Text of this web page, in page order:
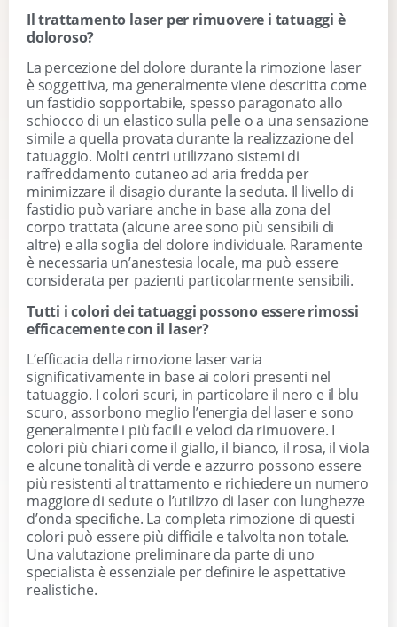
Il trattamento laser per rimuovere i tatuaggi è
doloroso?
La percezione del dolore durante la rimozione laser
è soggettiva, ma generalmente viene descritta come
un fastidio sopportabile, spesso paragonato allo
schiocco di un elastico sulla pelle o a una sensazione
simile a quella provata durante la realizzazione del
tatuaggio. Molti centri utilizzano sistemi di
raffreddamento cutaneo ad aria fredda per
minimizzare il disagio durante la seduta. Il livello di
fastidio può variare anche in base alla zona del
corpo trattata (alcune aree sono più sensibili di
altre) e alla soglia del dolore individuale. Raramente
è necessaria un’anestesia locale, ma può essere
considerata per pazienti particolarmente sensibili.
Tutti i colori dei tatuaggi possono essere rimossi
efficacemente con il laser?
L’efficacia della rimozione laser varia
significativamente in base ai colori presenti nel
tatuaggio. I colori scuri, in particolare il nero e il blu
scuro, assorbono meglio l’energia del laser e sono
generalmente i più facili e veloci da rimuovere. I
colori più chiari come il giallo, il bianco, il rosa, il viola
e alcune tonalità di verde e azzurro possono essere
più resistenti al trattamento e richiedere un numero
maggiore di sedute o l’utilizzo di laser con lunghezze
d’onda specifiche. La completa rimozione di questi
colori può essere più difficile e talvolta non totale.
Una valutazione preliminare da parte di uno
specialista è essenziale per definire le aspettative
realistiche.